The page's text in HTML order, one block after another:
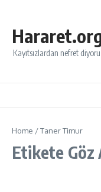
Kayıtsızlardan nefret
Home /Taner Timur
Etikete Göz